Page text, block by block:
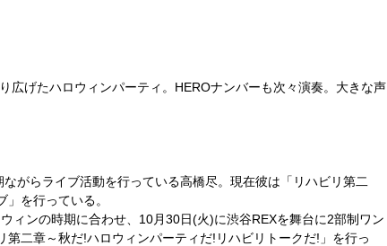
広げたハロウィンパーティ。HEROナンバーも次々演奏。大きな声
がらライブ活動を行っている高橋尽。現在彼は「リハビリ第二
を行っている。
ィンの時期に合わせ、10月30日(火)に渋谷REXを舞台に2部制ワン
二章～秋だ!ハロウィンパーティだ!リハビリトークだ!」を行っ